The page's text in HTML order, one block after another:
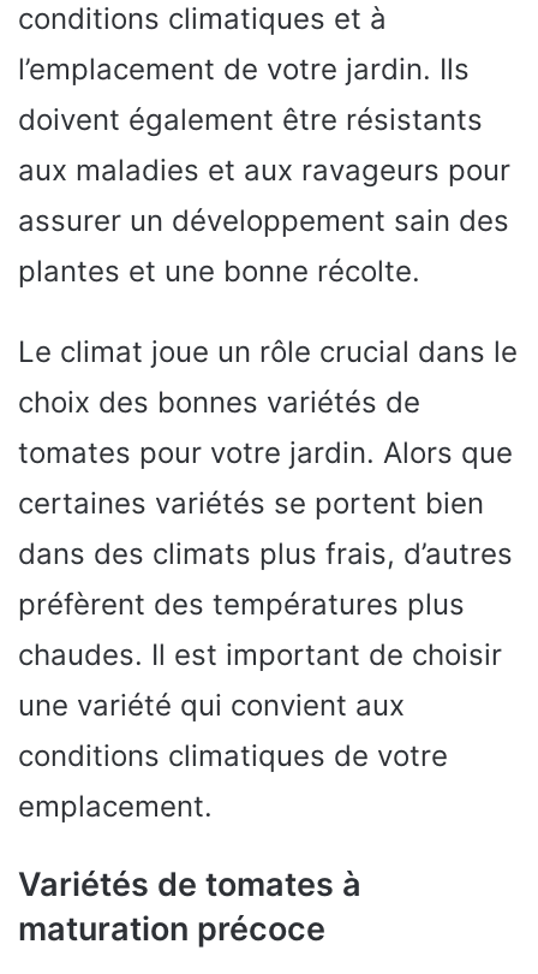
conditions climatiques et à
l’emplacement de votre jardin. Ils
doivent également être résistants
aux maladies et aux ravageurs pour
assurer un développement sain des
plantes et une bonne récolte.
Le climat joue un rôle crucial dans le
choix des bonnes variétés de
tomates pour votre jardin. Alors que
certaines variétés se portent bien
dans des climats plus frais, d’autres
préfèrent des températures plus
chaudes. Il est important de choisir
une variété qui convient aux
conditions climatiques de votre
emplacement.
Variétés de tomates à
maturation précoce